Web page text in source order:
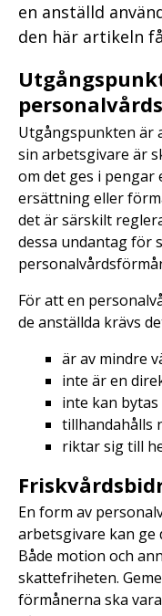
en anställd
den här artikeln
Utgångspunkten är
sin arbetsgivare är
om det ges i pengar
ersättning eller
det är särskilt
dessa undantag för
För att en
de anställda krävs
är av mindre
inte är en
inte kan
tillhandahålls
riktar sig till
En form av
arbetsgivare kan ge
Både motion och
skattefriheten.
förmånerna ska